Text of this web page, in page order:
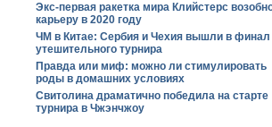
Экс-первая ракетка мира Клийстерс
карьеру в 2020 году
ЧМ в Китае: Сербия и Чехия вышли в финал
утешительного турнира
Правда или миф: можно ли стимулировать
роды в домашних условиях
Свитолина драматично победила на старте
турнира в Чжэнчжоу